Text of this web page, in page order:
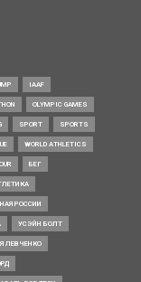
IAAF
OLYMPIC GAMES
SPORT SPORTS
WORLD ATHLETICS
БЕГ
РОССИИ
УСЭЙН БОЛТ
ЛЕВЧЕНКО